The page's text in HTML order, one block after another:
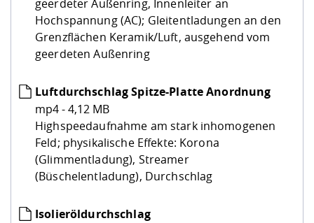
geerdeter Außenring, Innenleiter an
Hochspannung (AC); Gleitentladungen an den
Grenzflächen Keramik/Luft, ausgehend vom
geerdeten Außenring
Luftdurchschlag Spitze-Platte Anordnung
mp4 - 4,12 MB
Highspeedaufnahme am stark inhomogenen
Feld; physikalische Effekte: Korona
(Glimmentladung), Streamer
(Büschelentladung), Durchschlag
Isolieröldurchschlag